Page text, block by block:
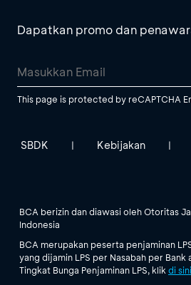
Dapatkan promo dan
This page is protected by reCAPTCHA
SBDK | Kebijakan |
BCA berizin dan diawasi oleh Otoritas
Indonesia
BCA merupakan peserta penjaminan
yang dijamin LPS per Nasabah per Bank
Tingkat Bunga Penjaminan LPS, klik di sini